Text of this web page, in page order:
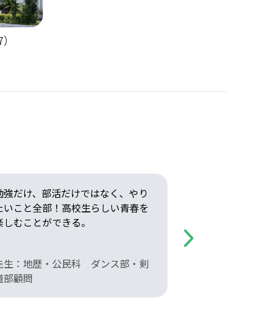
強だけ、部活だけではなく、やり
いこと全部！高校生らしい青春を
しむことができる。
生：地歴・公民科 ダンス部・剣
部顧問
Next